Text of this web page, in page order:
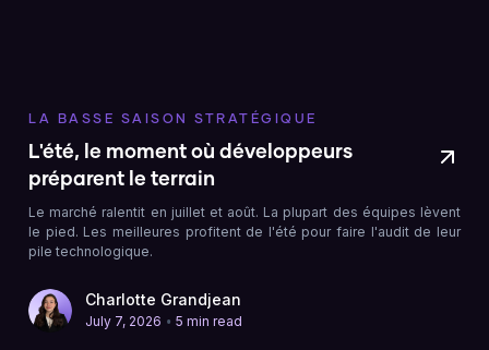
LA BASSE SAISON STRATÉGIQUE
L'été, le moment où développeurs
préparent le terrain
Le marché ralentit en juillet et août. La plupart des équipes lèvent
le pied. Les meilleures profitent de l'été pour faire l'audit de leur
pile technologique.
Charlotte Grandjean
July 7, 2026 • 5 min read